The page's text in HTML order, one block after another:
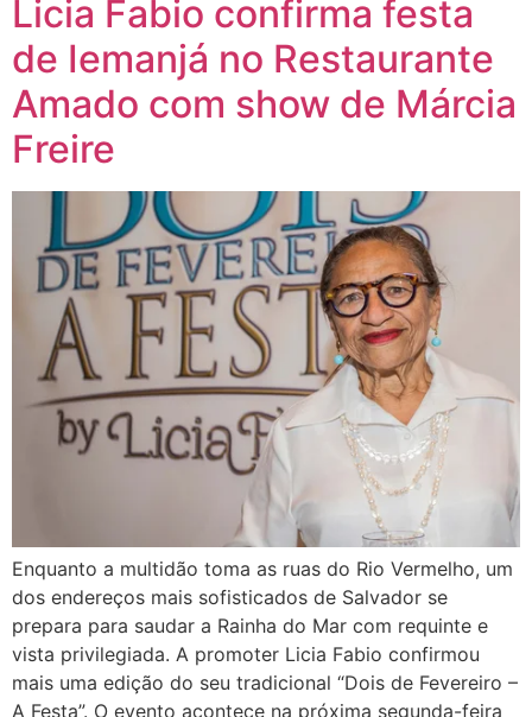
Licia Fabio confirma festa
de Iemanjá no Restaurante
Amado com show de Márcia
Freire
Enquanto a multidão toma as ruas do Rio Vermelho, um
dos endereços mais sofisticados de Salvador se
prepara para saudar a Rainha do Mar com requinte e
vista privilegiada. A promoter Licia Fabio confirmou
mais uma edição do seu tradicional “Dois de Fevereiro –
A Festa”. O evento acontece na próxima segunda-feira